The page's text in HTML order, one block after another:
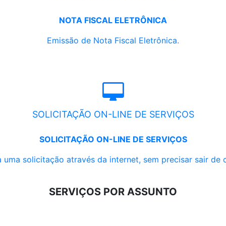
NOTA FISCAL ELETRÔNICA
Emissão de Nota Fiscal Eletrônica.
SOLICITAÇÃO ON-LINE DE SERVIÇOS
SOLICITAÇÃO ON-LINE DE SERVIÇOS
uma solicitação através da internet, sem precisar sair de
SERVIÇOS POR ASSUNTO